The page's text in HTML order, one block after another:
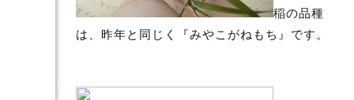
稲の品種
は、昨年と同じく『みやこがねもち』です。